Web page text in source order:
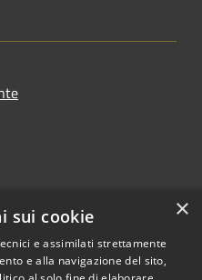
×
sui cookie
e assimilati strettamente
e alla navigazione del sito,